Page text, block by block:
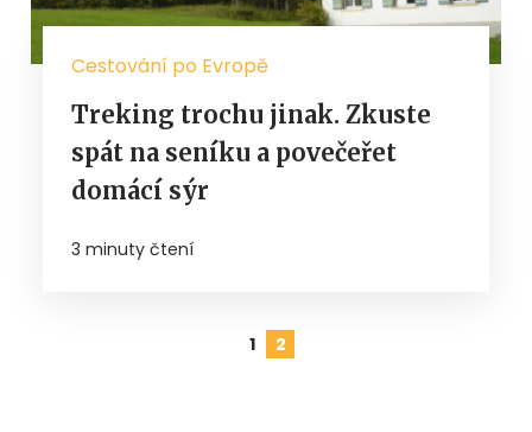
Cestování po Evropě
Treking trochu jinak. Zkuste
spát na seníku a povečeřet
domácí sýr
3 minuty čtení
1 2